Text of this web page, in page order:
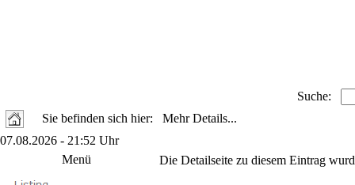
Suche:
Sie befinden sich hier: Mehr Details...
07.08.2026 - 21:52 Uhr
Menü
Die Detailseite zu diesem Eintrag